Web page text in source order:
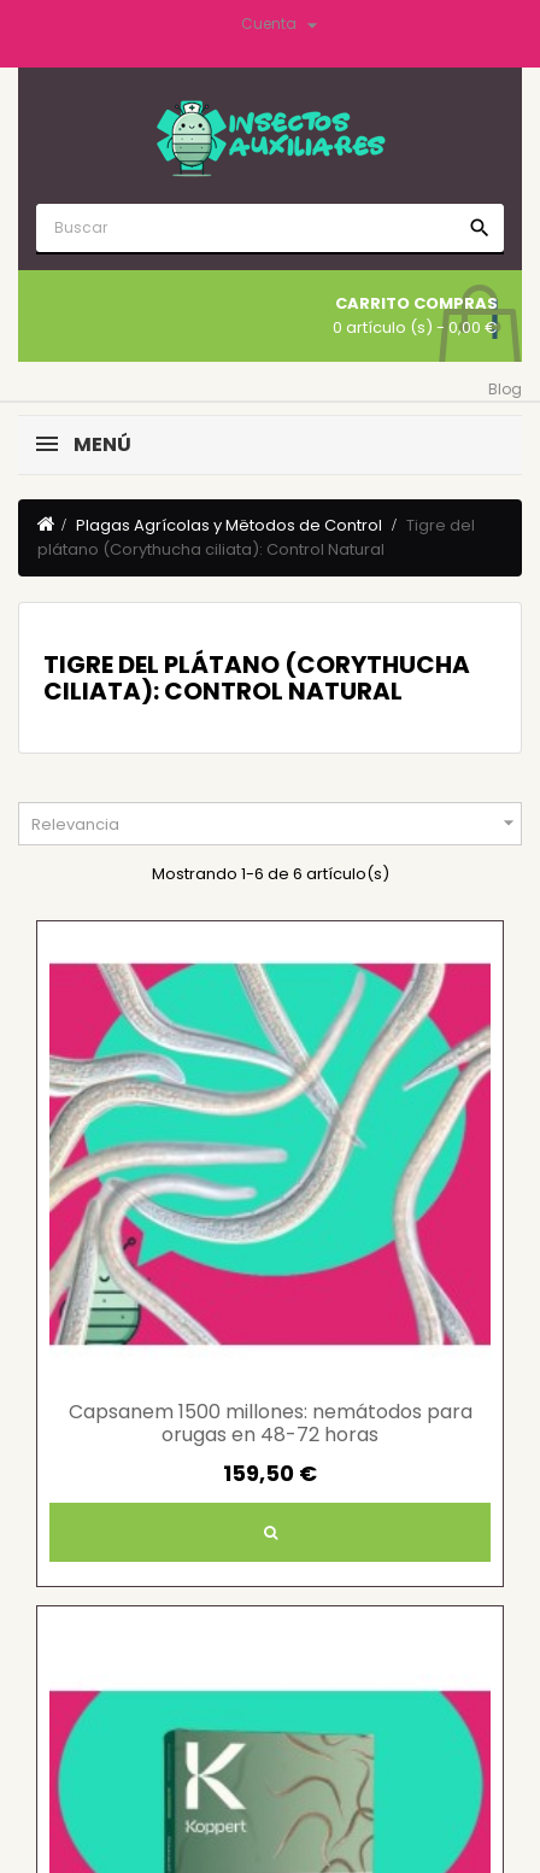
Cuenta 
search
CARRITO COMPRAS
0 artículo (s) - 0,00 €
Blog
MENÚ
Plagas Agrícolas y Mëtodos de Control
Tigre del
plátano (Corythucha ciliata): Control Natural
TIGRE DEL PLÁTANO (CORYTHUCHA
CILIATA): CONTROL NATURAL
Relevancia 
Mostrando 1-6 de 6 artículo(s)
Capsanem 1500 millones: nemátodos para
orugas en 48-72 horas
159,50 €